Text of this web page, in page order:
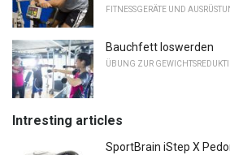
FITNESSGERÄTE UND
Bauchfett loswerden
ÜBUNG ZUR
Intresting articles
SportBrain iStep X